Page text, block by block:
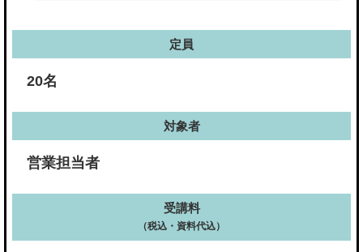
定員
20名
対象者
営業担当者
受講料
（税込・資料代込）